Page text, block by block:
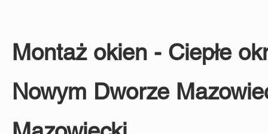
Montaż okien - Ciepłe
Nowym Dworze